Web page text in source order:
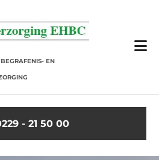
EN
- 21 50 00